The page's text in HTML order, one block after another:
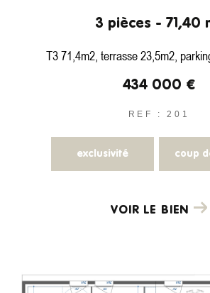
3 pièces - 71,40
T3 71,4m2, terrasse 23,5m2,
434 000 €
REF : 201
exclusivité coup
VOIR LE BIEN